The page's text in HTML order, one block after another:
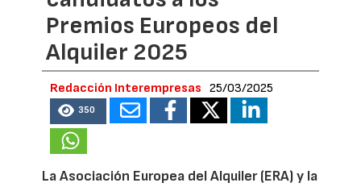
Premios Europeos del
Alquiler 2025
Redacción Interempresas 25/03/2025
350
La Asociación Europea del Alquiler (ERA) y la